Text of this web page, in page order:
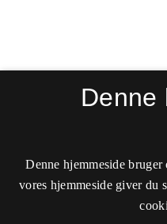
Denne
Denne hjemmeside
vores hjemmeside giver du